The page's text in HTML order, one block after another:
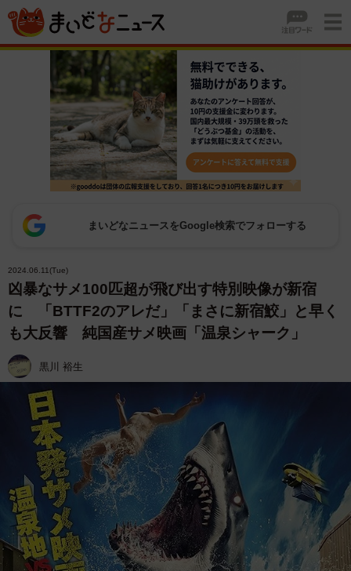
まいどなニュースをGoogle検索でフォローする
2024.06.11(Tue)
凶暴なサメ100匹超が飛び出す特別映像が新宿
に 「BTTF2のアレだ」「まさに新宿鮫」と早く
も大反響 純国産サメ映画「温泉シャーク」
黒川 裕生